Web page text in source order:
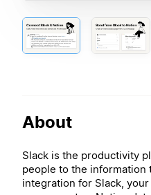
About
Slack is the productivity
people to the information
integration for Slack,